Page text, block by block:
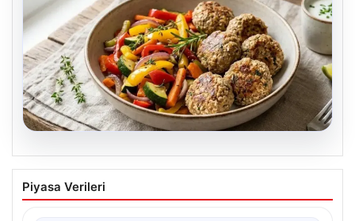
07.08.2026
Klasik lezzete fit dokunuş: Yulaf kepekli
yağsız anne köftesi ve sebze sotesi
Piyasa Verileri